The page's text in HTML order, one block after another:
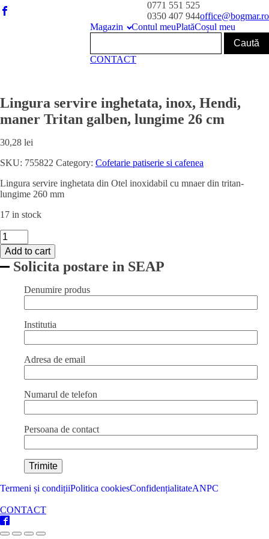
0771 551 525
0350 407 944office@bogmar.ro
Magazin
Contul meuPlatăCoșul meu
CONTACT
Lingura servire inghetata, inox, Hendi,
maner Tritan galben, lungime 26 cm
30,28 lei
SKU: 755822 Category: Cofetarie patiserie si cafenea
Lingura servire inghetata din Otel inoxidabil cu mnaer din tritan-
lungime 260 mm
17 in stock
Lingura
servire
inghetata,
inox,
galben,
lungime
Add to cart
Solicita postare in SEAP
Denumire produs
Institutia
Adresa de email
Numarul de telefon
Persoana de contact
Termeni și condițiiPolitica cookiesConfidențialitateANPC
CONTACT